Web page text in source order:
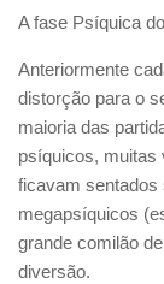
A fase Psíquica
Anteriormente
distorção para o
maioria das
psíquicos, muitas
ficavam sentados
megapsíquicos
grande comilão
diversão.